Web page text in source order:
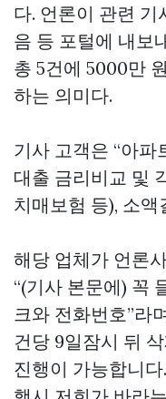
다. 언론이 관련
음 등 포털에 내보
총 5건에 5000만
하는 의미다.
기사 고객은 “아파
대출 금리비교 및
치매보험 등), 소액
해당 업체가 언론
“(기사 본문에) 꼭
크와 전화번호”라
건당 9일잠시 뒤
진행이 가능합니